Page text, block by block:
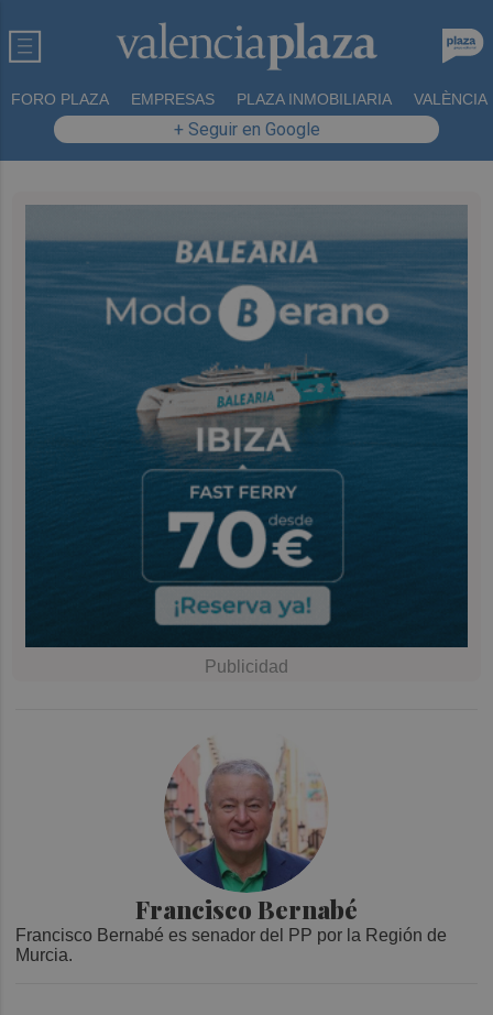
FORO PLAZA EMPRESAS PLAZA INMOBILIARIA VALÈNCIA
+ Seguir en Google
Francisco Bernabé
Francisco Bernabé es senador del PP por la Región de
Murcia.